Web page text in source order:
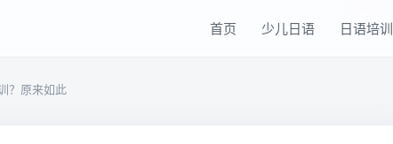
首页 少儿日语 日语培训
？原来如此